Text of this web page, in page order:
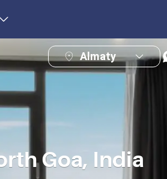
Almaty
Goa, India